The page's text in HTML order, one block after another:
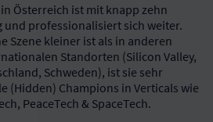
Österreich ist mit knapp zehn
und professionalisiert sich weiter.
Szene kleiner ist als in anderen
Standorten (Silicon Valley,
Schweden), ist sie sehr
(Hidden) Champions in Verticals wie
PeaceTech & SpaceTech.